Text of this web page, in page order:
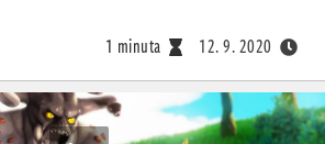
1 minuta 12. 9. 2020